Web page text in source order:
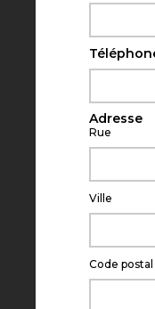
Adresse
Rue
Ville
Code postal